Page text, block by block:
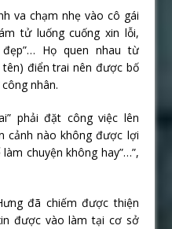
va chạm nhẹ vào cô gái
tử luống cuống xin lỗi,
Họ quen nhau từ
điển trai nên được bố
nhân.
phải đặt công việc lên
cảnh nào không được lợi
chuyện không hay”…”,
đã chiếm được thiện
được vào làm tại cơ sở